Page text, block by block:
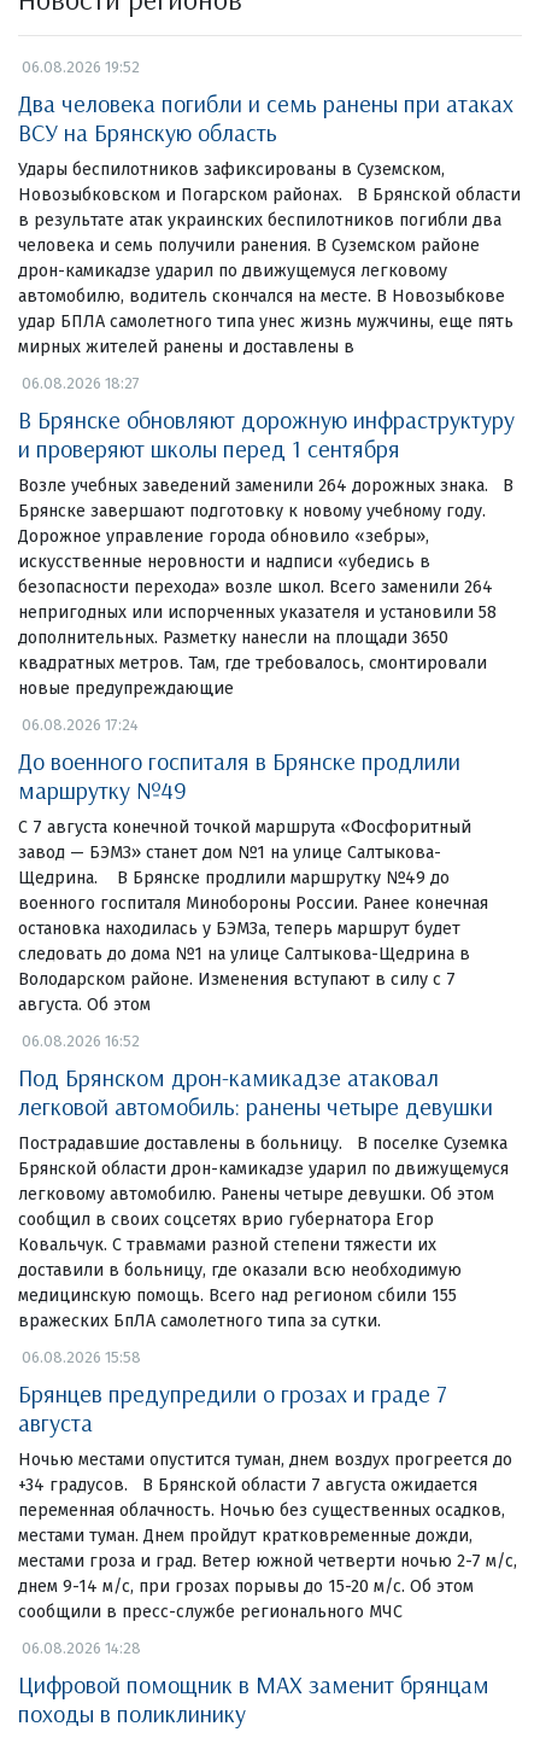
06.08.2026 19:52
Два человека погибли и семь ранены при атаках
ВСУ на Брянскую область
Удары беспилотников зафиксированы в Суземском,
Новозыбковском и Погарском районах. В Брянской области
в результате атак украинских беспилотников погибли два
человека и семь получили ранения. В Суземском районе
дрон-камикадзе ударил по движущемуся легковому
автомобилю, водитель скончался на месте. В Новозыбкове
удар БПЛА самолетного типа унес жизнь мужчины, еще пять
мирных жителей ранены и доставлены в
06.08.2026 18:27
В Брянске обновляют дорожную инфраструктуру
и проверяют школы перед 1 сентября
Возле учебных заведений заменили 264 дорожных знака. В
Брянске завершают подготовку к новому учебному году.
Дорожное управление города обновило «зебры»,
искусственные неровности и надписи «убедись в
безопасности перехода» возле школ. Всего заменили 264
непригодных или испорченных указателя и установили 58
дополнительных. Разметку нанесли на площади 3650
квадратных метров. Там, где требовалось, смонтировали
новые предупреждающие
06.08.2026 17:24
До военного госпиталя в Брянске продлили
маршрутку №49
С 7 августа конечной точкой маршрута «Фосфоритный
завод — БЭМЗ» станет дом №1 на улице Салтыкова-
Щедрина. В Брянске продлили маршрутку №49 до
военного госпиталя Минобороны России. Ранее конечная
остановка находилась у БЭМЗа, теперь маршрут будет
следовать до дома №1 на улице Салтыкова-Щедрина в
Володарском районе. Изменения вступают в силу с 7
августа. Об этом
06.08.2026 16:52
Под Брянском дрон-камикадзе атаковал
легковой автомобиль: ранены четыре девушки
Пострадавшие доставлены в больницу. В поселке Суземка
Брянской области дрон-камикадзе ударил по движущемуся
легковому автомобилю. Ранены четыре девушки. Об этом
сообщил в своих соцсетях врио губернатора Егор
Ковальчук. С травмами разной степени тяжести их
доставили в больницу, где оказали всю необходимую
медицинскую помощь. Всего над регионом сбили 155
вражеских БпЛА самолетного типа за сутки.
06.08.2026 15:58
Брянцев предупредили о грозах и граде 7
августа
Ночью местами опустится туман, днем воздух прогреется до
+34 градусов. В Брянской области 7 августа ожидается
переменная облачность. Ночью без существенных осадков,
местами туман. Днем пройдут кратковременные дожди,
местами гроза и град. Ветер южной четверти ночью 2-7 м/с,
днем 9-14 м/с, при грозах порывы до 15-20 м/с. Об этом
сообщили в пресс-службе регионального МЧС
06.08.2026 14:28
Цифровой помощник в MAX заменит брянцам
походы в поликлинику